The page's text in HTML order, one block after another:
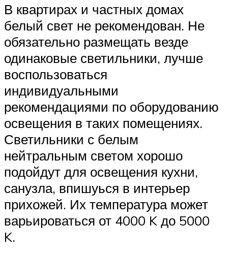
В квартирах и частных домах
белый свет не рекомендован. Не
обязательно размещать везде
одинаковые светильники, лучше
воспользоваться
индивидуальными
рекомендациями по оборудованию
освещения в таких помещениях.
Светильники с белым
нейтральным светом хорошо
подойдут для освещения кухни,
санузла, впишуься в интерьер
прихожей. Их температура может
варьироваться от 4000 K до 5000
K.